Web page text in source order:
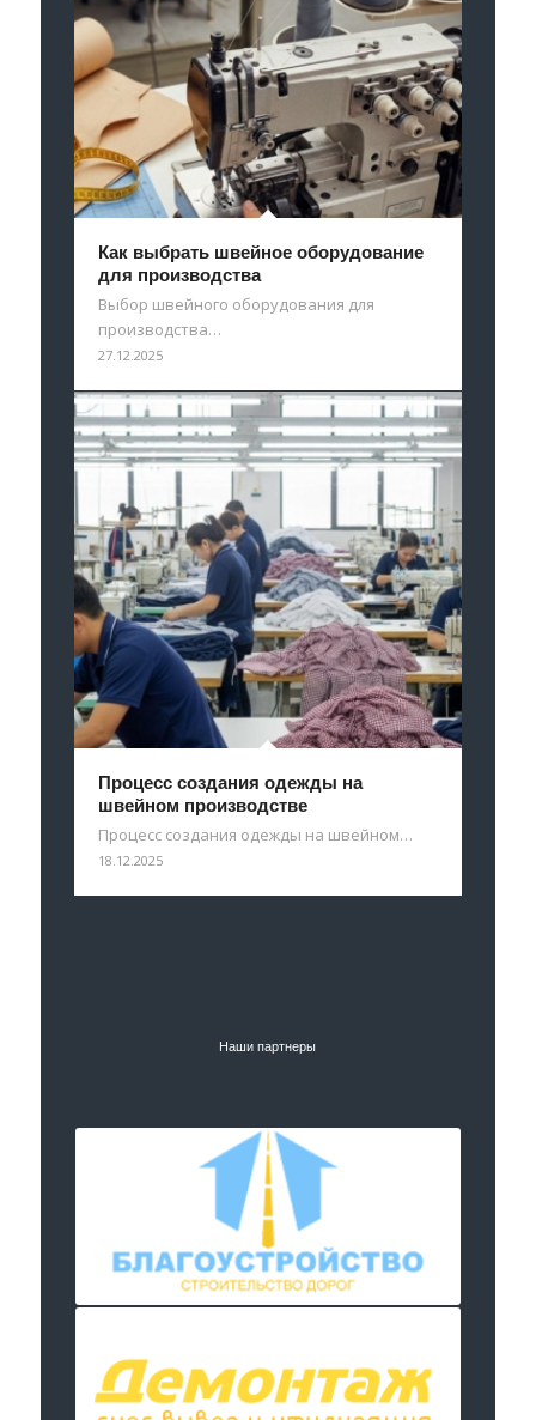
Как выбрать швейное оборудование
для производства
Выбор швейного оборудования для
производства…
27.12.2025
Процесс создания одежды на
швейном производстве
Процесс создания одежды на швейном…
18.12.2025
Наши партнеры